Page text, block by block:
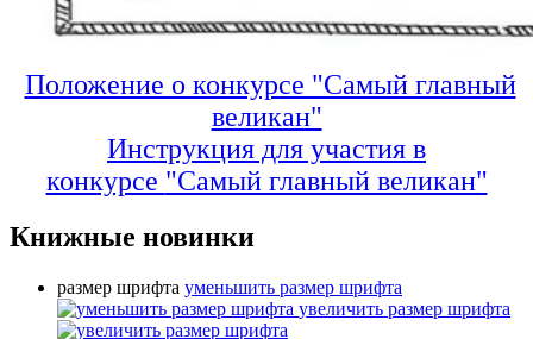
Положение о конкурсе "Самый главный
великан"
Инструкция для участия в
конкурсе "Самый главный великан"
Книжные новинки
размер шрифта уменьшить размер шрифта
увеличить размер шрифта